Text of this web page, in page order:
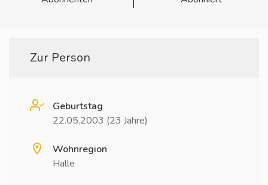
Zur Person
Geburtstag
22.05.2003 (23 Jahre)
Wohnregion
Halle